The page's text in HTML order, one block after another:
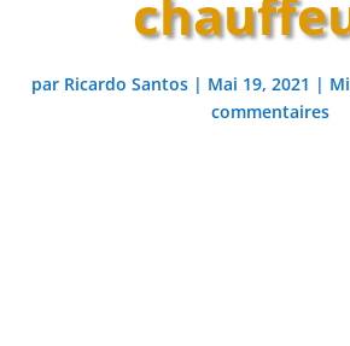
par Ricardo Santos | Mai 19, 2021 |
commentaires